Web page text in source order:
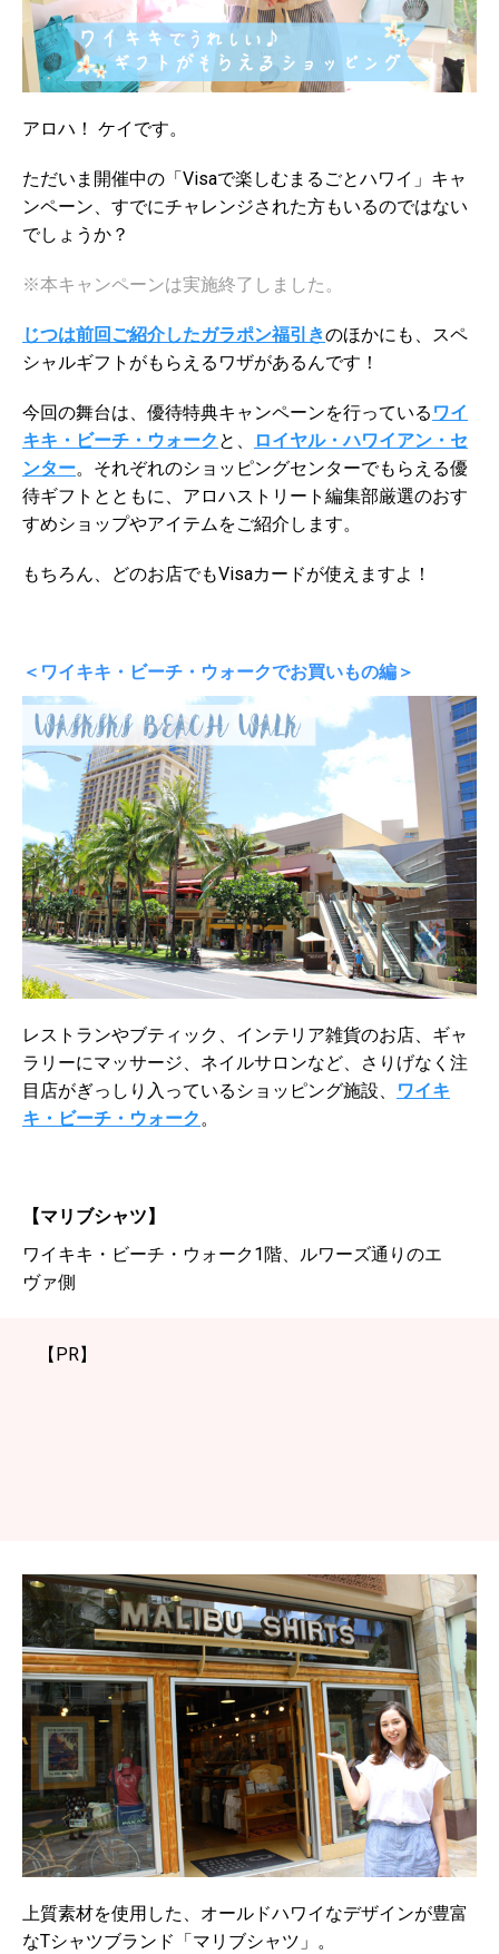
アロハ！ ケイです。
ただいま開催中の「Visaで楽しむまるごとハワイ」キャ
ンペーン、すでにチャレンジされた方もいるのではない
でしょうか？
※本キャンペーンは実施終了しました。
じつは前回ご紹介したガラポン福引きのほかにも、スペ
シャルギフトがもらえるワザがあるんです！
今回の舞台は、優待特典キャンペーンを行っている ワイ
キキ・ビーチ・ウォーク と、
ロイヤル・ハワイアン・セ
ンター。それぞれのショッピングセンターでもらえる優
待ギフトとともに、アロハストリート編集部厳選のおす
すめショップやアイテムをご紹介します。
もちろん、どのお店でもVisaカードが使えますよ！
＜ワイキキ・ビーチ・ウォークでお買いもの編＞
レストランやブティック、インテリア雑貨のお店、ギャ
ラリーにマッサージ、ネイルサロンなど、さりげなく注
目店がぎっしり入っているショッピング施設、
ワイキ
キ・ビーチ・ウォーク。
【マリブシャツ】
ワイキキ・ビーチ・ウォーク1階、ルワーズ通りのエ
ヴァ側
【PR】
上質素材を使用した、オールドハワイなデザインが豊富
なTシャツブランド「マリブシャツ」。